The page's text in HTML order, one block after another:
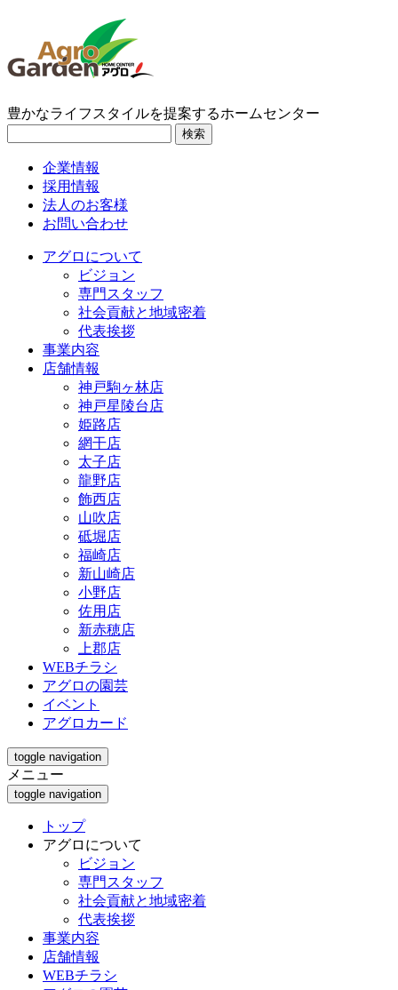
豊かなライフスタイルを提案するホームセンター
検索
企業情報
採用情報
法人のお客様
お問い合わせ
アグロについて
ビジョン
専門スタッフ
社会貢献と地域密着
代表挨拶
事業内容
店舗情報
神戸駒ヶ林店
神戸星陵台店
姫路店
網干店
太子店
龍野店
飾西店
山吹店
砥堀店
福崎店
新山崎店
小野店
佐用店
新赤穂店
上郡店
WEBチラシ
アグロの園芸
イベント
アグロカード
toggle navigation
メニュー
toggle navigation
トップ
アグロについて
ビジョン
専門スタッフ
社会貢献と地域密着
代表挨拶
事業内容
店舗情報
WEBチラシ